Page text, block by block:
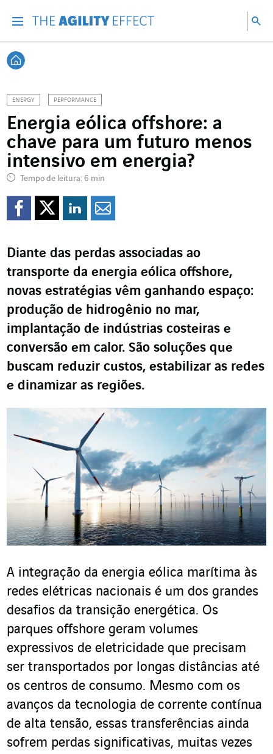
Voltar à página inicial
ENERGY PERFORMANCE
Energia eólica offshore: a
chave para um futuro menos
intensivo em energia?
Tempo de leitura: 6 min
Compartilhar no
Compartilhar no
Compartilhar no
Diante das perdas associadas ao
transporte da energia eólica offshore,
novas estratégias vêm ganhando espaço:
produção de hidrogênio no mar,
implantação de indústrias costeiras e
conversão em calor. São soluções que
buscam reduzir custos, estabilizar as redes
e dinamizar as regiões.
A integração da energia eólica marítima às
redes elétricas nacionais é um dos grandes
desafios da transição energética. Os
parques offshore geram volumes
expressivos de eletricidade que precisam
ser transportados por longas distâncias até
os centros de consumo. Mesmo com os
avanços da tecnologia de corrente contínua
de alta tensão, essas transferências ainda
sofrem perdas significativas, muitas vezes